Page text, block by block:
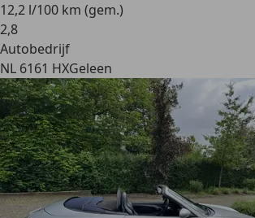
12,2 l/100 km (gem.)
2,8
Autobedrijf
NL 6161 HXGeleen